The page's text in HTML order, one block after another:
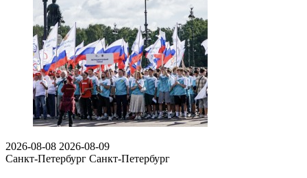
2026-08-08 2026-08-09
Санкт-Петербург Санкт-Петербург